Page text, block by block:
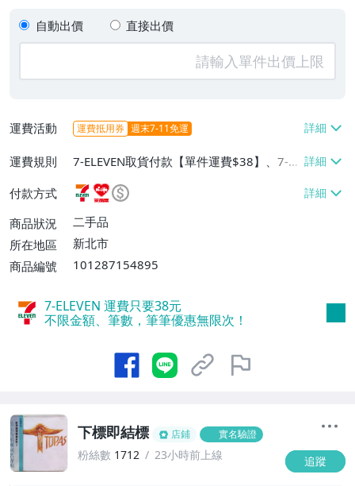
自動出價 直接出價
運費活動 運費抵用券 週末7-11免運
運費規則
7-ELEVEN取貨付款【單件運費$38】、7-EL
EVEN取貨不付款【單件運費$38】、萊爾富
取貨付款【單件運費$60】
付款方式
商品狀況
二手品
所在地區
新北市
商品編號
101287154895
7-ELEVEN 運費只要38元
不限金額、筆數，筆筆優惠無限次！
下標即結標 店鋪 實名驗證
粉絲數 1712 23小時前上線 追蹤